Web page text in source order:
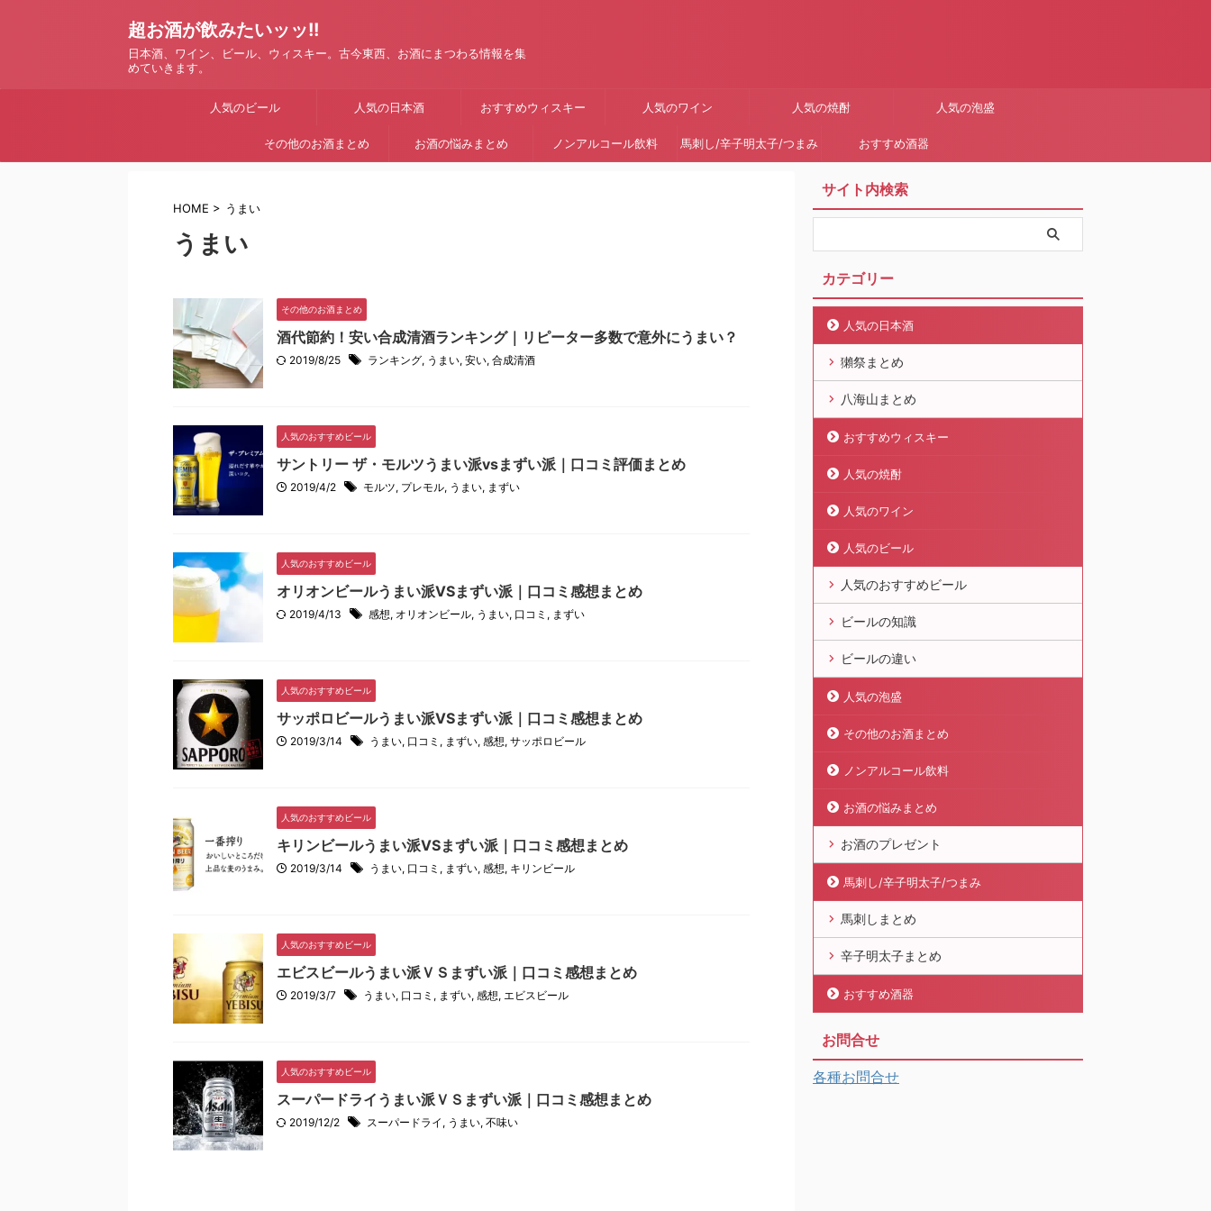
超お酒が飲みたいッッ!!
日本酒、ワイン、ビール、ウィスキー。古今東西、お酒にまつわる情報を集
めていきます。
人気のビール 人気の日本酒 おすすめウィスキー 人気のワイン 人気の焼酎 人気の泡盛
その他のお酒まとめ お酒の悩みまとめ ノンアルコール飲料 馬刺し/辛子明太子/つまみ おすすめ酒器
HOME > うまい
うまい
その他のお酒まとめ
酒代節約！安い合成清酒ランキング｜リピーター多数で意外にうまい？
2019/8/25 ランキング, うまい, 安い, 合成清酒
人気のおすすめビール
サントリー ザ・モルツうまい派vsまずい派｜口コミ評価まとめ
2019/4/2 モルツ, プレモル, うまい, まずい
人気のおすすめビール
オリオンビールうまい派VSまずい派｜口コミ感想まとめ
2019/4/13 感想, オリオンビール, うまい, 口コミ , まずい
人気のおすすめビール
サッポロビールうまい派VSまずい派｜口コミ感想まとめ
2019/3/14 うまい, 口コミ , まずい, 感想, サッポロビール
人気のおすすめビール
キリンビールうまい派VSまずい派｜口コミ感想まとめ
2019/3/14 うまい, 口コミ , まずい, 感想, キリンビール
人気のおすすめビール
エビスビールうまい派ＶＳまずい派｜口コミ感想まとめ
2019/3/7 うまい, 口コミ , まずい, 感想, エビスビール
人気のおすすめビール
スーパードライうまい派ＶＳまずい派｜口コミ感想まとめ
2019/12/2 スーパードライ , うまい, 不味い
サイト内検索
カテゴリー
人気の日本酒
獺祭まとめ
八海山まとめ
おすすめウィスキー
人気の焼酎
人気のワイン
人気のビール
人気のおすすめビール
ビールの知識
ビールの違い
人気の泡盛
その他のお酒まとめ
ノンアルコール飲料
お酒の悩みまとめ
お酒のプレゼント
馬刺し/辛子明太子/つまみ
馬刺しまとめ
辛子明太子まとめ
おすすめ酒器
お問合せ
各種お問合せ